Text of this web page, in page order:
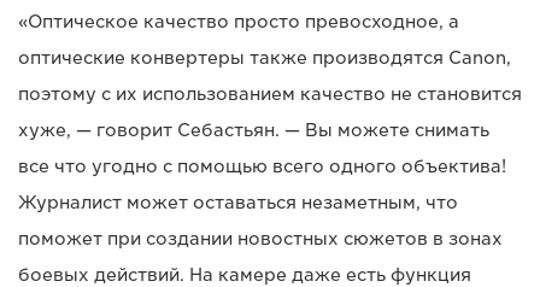
«Оптическое качество просто превосходное, а
оптические конвертеры также производятся Canon,
поэтому с их использованием качество не становится
хуже, — говорит Себастьян. — Вы можете снимать
все что угодно с помощью всего одного объектива!
Журналист может оставаться незаметным, что
поможет при создании новостных сюжетов в зонах
боевых действий. На камере даже есть функция